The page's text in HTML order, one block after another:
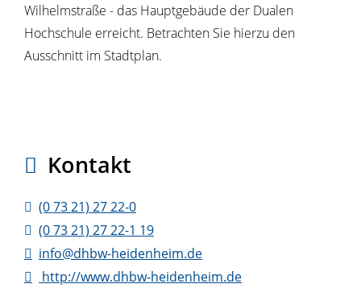
Wilhelmstraße - das Hauptgebäude der Dualen
Hochschule erreicht. Betrachten Sie hierzu den
Ausschnitt im Stadtplan.
Kontakt
(07321) 2722-0
(07321) 2722-1 19
info@dhbw-heidenheim.de
http://www.dhbw-heidenheim.de